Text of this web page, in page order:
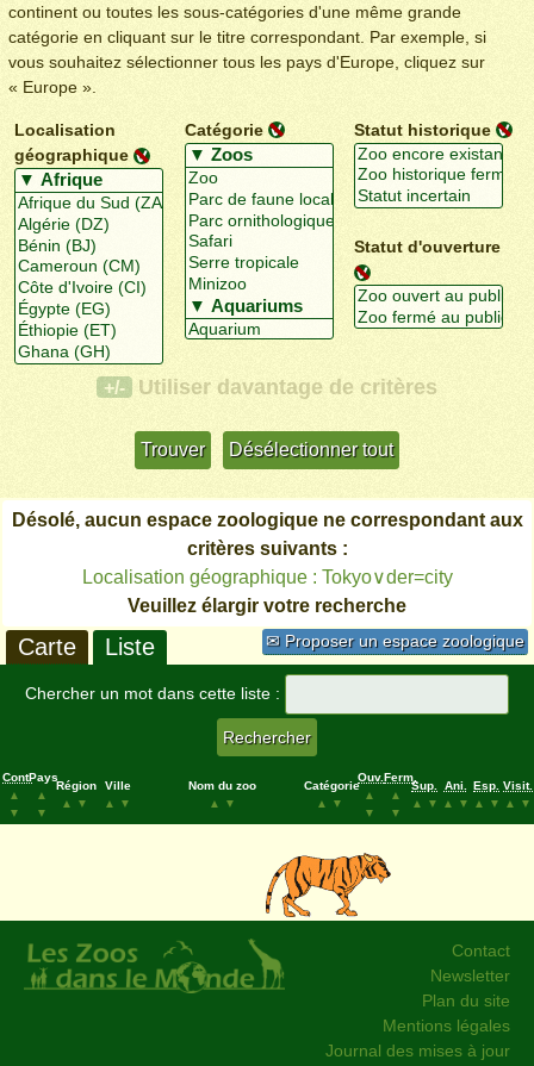
continent ou toutes les sous-catégories d'une même grande
catégorie en cliquant sur le titre correspondant. Par exemple, si
vous souhaitez sélectionner tous les pays d'Europe, cliquez sur
« Europe ».
Localisation
géographique
Catégorie Statut historique
Statut d'ouverture
+/- Utiliser davantage de critères
Désolé, aucun espace zoologique ne correspondant aux
critères suivants :
Localisation géographique : Tokyo∨der=city
Veuillez élargir votre recherche
✉ Proposer un espace zoologique
Carte Liste
Chercher un mot dans cette liste :
Cont.
▲
▼
Pays
▲
▼
Région
▲
▼
Ville
▲
▼
Nom du zoo
▲
▼
Catégorie
▲
▼
Ouv.
▲
▼
Ferm.
▲
▼
Sup.
▲
▼
Ani.
▲
▼
Esp.
▲
▼
Visit.
▲
▼
Contact
Newsletter
Plan du site
Mentions légales
Journal des mises à jour